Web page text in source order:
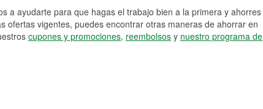
a ayudarte para que hagas el trabajo bien a la primera y ahorres
ofertas vigentes, puedes encontrar otras maneras de ahorrar en
cupones y promociones, reembolsos y nuestro programa de